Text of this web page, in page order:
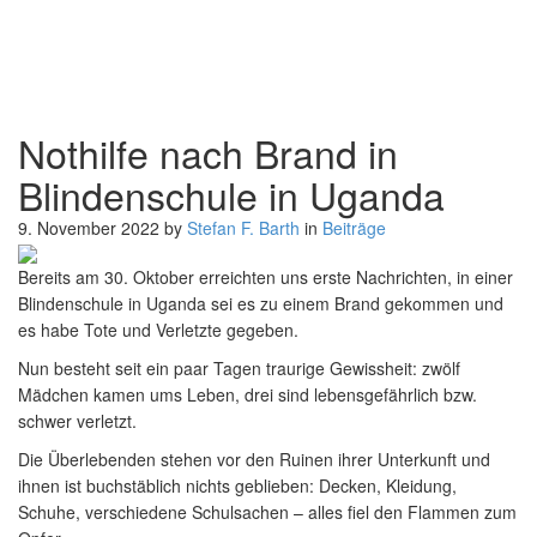
Nothilfe nach Brand in
Blindenschule in Uganda
9. November 2022 by Stefan F. Barth in Beiträge
Das
Beitragsfoto
zeigt
kleineres
gemauertes
Gebäude
mit
Blechdach.
Das
Bereits am 30. Oktober erreichten uns erste Nachrichten, in einer
Blindenschule in Uganda sei es zu einem Brand gekommen und
es habe Tote und Verletzte gegeben.
Nun besteht seit ein paar Tagen traurige Gewissheit: zwölf
Mädchen kamen ums Leben, drei sind lebensgefährlich bzw.
schwer verletzt.
Die Überlebenden stehen vor den Ruinen ihrer Unterkunft und
ihnen ist buchstäblich nichts geblieben: Decken, Kleidung,
Schuhe, verschiedene Schulsachen – alles fiel den Flammen zum